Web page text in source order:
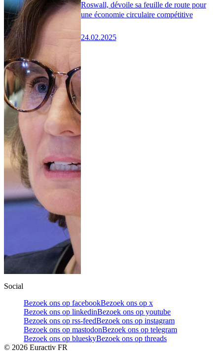
Roswall, dévoile sa feuille de route pour
une économie circulaire compétitive
24.02.2025
Social
Bezoek ons op facebookBezoek ons op x
Bezoek ons op linkedinBezoek ons op youtube
Bezoek ons op rss-feedBezoek ons op instagram
Bezoek ons op mastodonBezoek ons op telegram
Bezoek ons op blueskyBezoek ons op threads
© 2026 Euractiv FR